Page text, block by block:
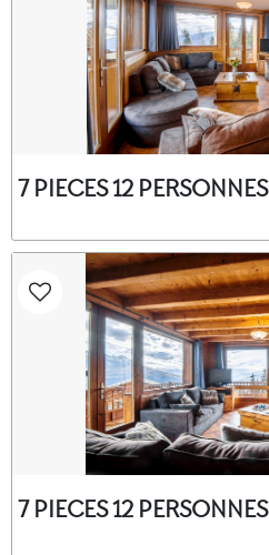
7 PIECES 12
7 PIECES 12